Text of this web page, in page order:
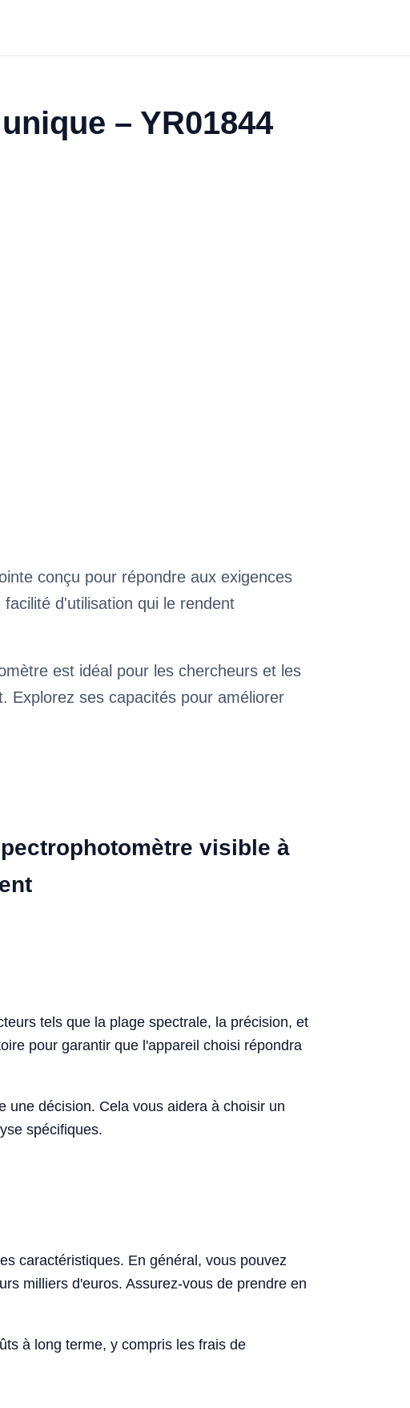
– YR01844
conçu pour répondre aux exigences
d'utilisation qui le rendent
est idéal pour les chercheurs et les
Explorez ses capacités pour améliorer
visible à
tels que la plage spectrale, la précision, et
pour garantir que l'appareil choisi répondra
une décision. Cela vous aidera à choisir un
spécifiques.
caractéristiques. En général, vous pouvez
milliers d'euros. Assurez-vous de prendre en
à long terme, y compris les frais de